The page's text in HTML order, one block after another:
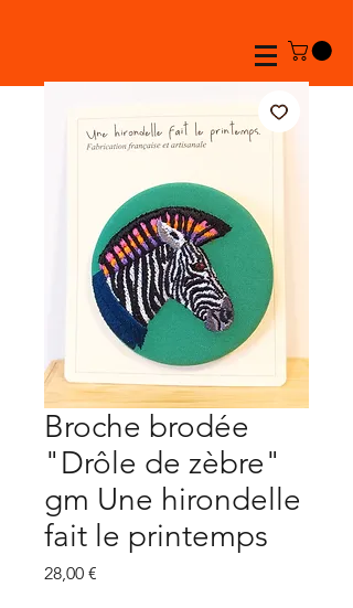
Broche brodée
"Drôle de zèbre"
gm Une hirondelle
fait le printemps
28,00 €